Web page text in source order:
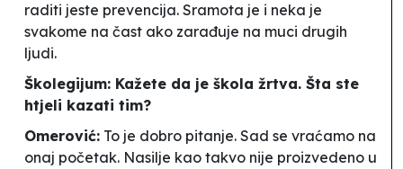
raditi jeste prevencija. Sramota je i neka je
svakome na čast ako zarađuje na muci drugih
ljudi.
Školegijum: Kažete da je škola žrtva. Šta ste
htjeli kazati tim?
Omerović: To je dobro pitanje. Sad se vraćamo na
onaj početak. Nasilje kao takvo nije proizvedeno u